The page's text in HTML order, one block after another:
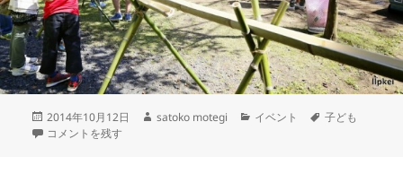
2014年10月12日 satoko motegi イベント
子ども
コメントを残す